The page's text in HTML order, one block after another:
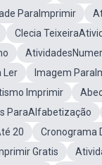
ParaImprimir
Clecia
Ler Imagem
Imprimir
ParaAlfabetização
20
Cronograma
Gratis